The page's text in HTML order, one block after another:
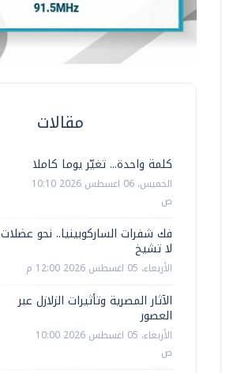
مقالات
كلمة واحدة... تغيّر يوما كاملا
الخميس، 06 اغسطس 2026 10:10
ص
فك شفرات الساركوبينيا.. نحو عضلات
لا تشيخ
الأربعاء، 05 اغسطس 2026 12:00 م
الآثار المصرية وتأثيرات الزلازل عبر
العصور
الأربعاء، 05 اغسطس 2026 10:00
ص